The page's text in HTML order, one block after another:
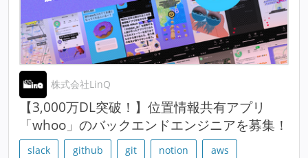
株式会社LinQ
【3,000万DL突破！】位置情報共有アプリ
「whoo」のバックエンドエンジニアを募集！
slack github git notion
aws